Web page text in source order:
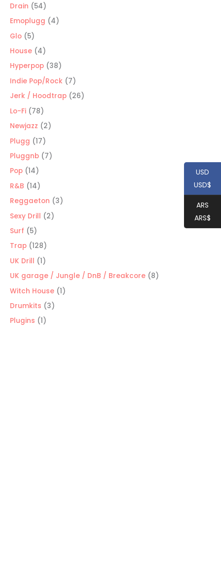
Drain 5454
productos
Emoplugg 44
Glo 55
productos
House 44
productos
Hyperpop 3838
productos
Indie Pop/Rock 77
productos
Jerk / Hoodtrap 2626
Lo-Fi 7878
productos
Newjazz 22
Plugg 1717
productos
Pluggnb 77
Pop 1414
productos
R&B 1414
productos
Reggaeton 33
Sexy Drill 22
Surf 55
productos
Trap 128128
productos
UK Drill 11
producto
UK garage / Jungle / DnB / Breakcore 88
Witch House 11
Drumkits 33
Plugins 11
USD
USD$
ARS
ARS$